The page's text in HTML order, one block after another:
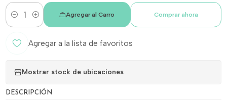
Cantidad
Agregar al Carro Comprar ahora
Agregar a la lista de favoritos
Mostrar stock de ubicaciones
DESCRIPCIÓN